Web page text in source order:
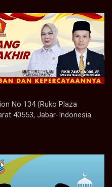
No 134 (Ruko Plaza
40553, Jabar-Indonesia.